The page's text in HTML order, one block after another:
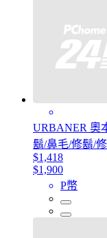
URBANER 奧
鬍/鼻毛/修鬍/
$1,418
$1,900
P幣